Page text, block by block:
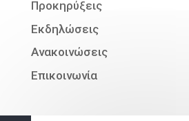
Προκηρύξεις
Εκδηλώσεις
Ανακοινώσεις
Επικοινωνία